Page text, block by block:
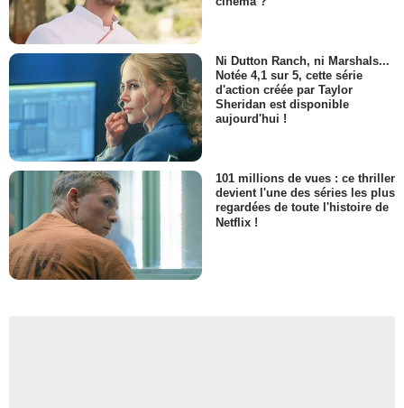
Ni Dutton Ranch, ni Marshals...
Notée 4,1 sur 5, cette série
d'action créée par Taylor
Sheridan est disponible
aujourd'hui !
101 millions de vues : ce thriller
devient l'une des séries les plus
regardées de toute l'histoire de
Netflix !